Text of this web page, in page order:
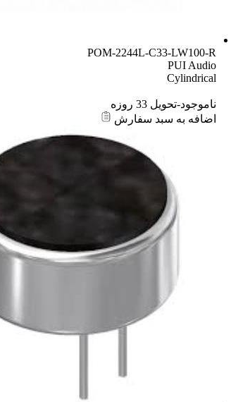
POM-2244L-C33-LW100-R
PUI Audio
Cylindrical
ناموجود-تحویل 33 روزه
اضافه به سبد سفارش